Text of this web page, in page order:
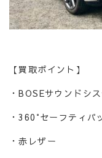
【買取ポイント】
・BOSEサウンドシ
・360°セーフティパ
・赤レザー